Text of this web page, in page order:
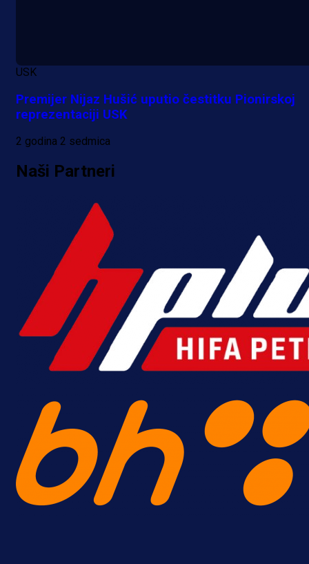
A Selekcija
Alajbegović debitovao za
Kako je ocijenjen nastup
reprezentativca BiH?
2 h 28 min
USK
Premijer Nijaz Hušić uputio čestitku Pionirskoj
reprezentaciji USK
2 godina 2 sedmica
Naši Partneri